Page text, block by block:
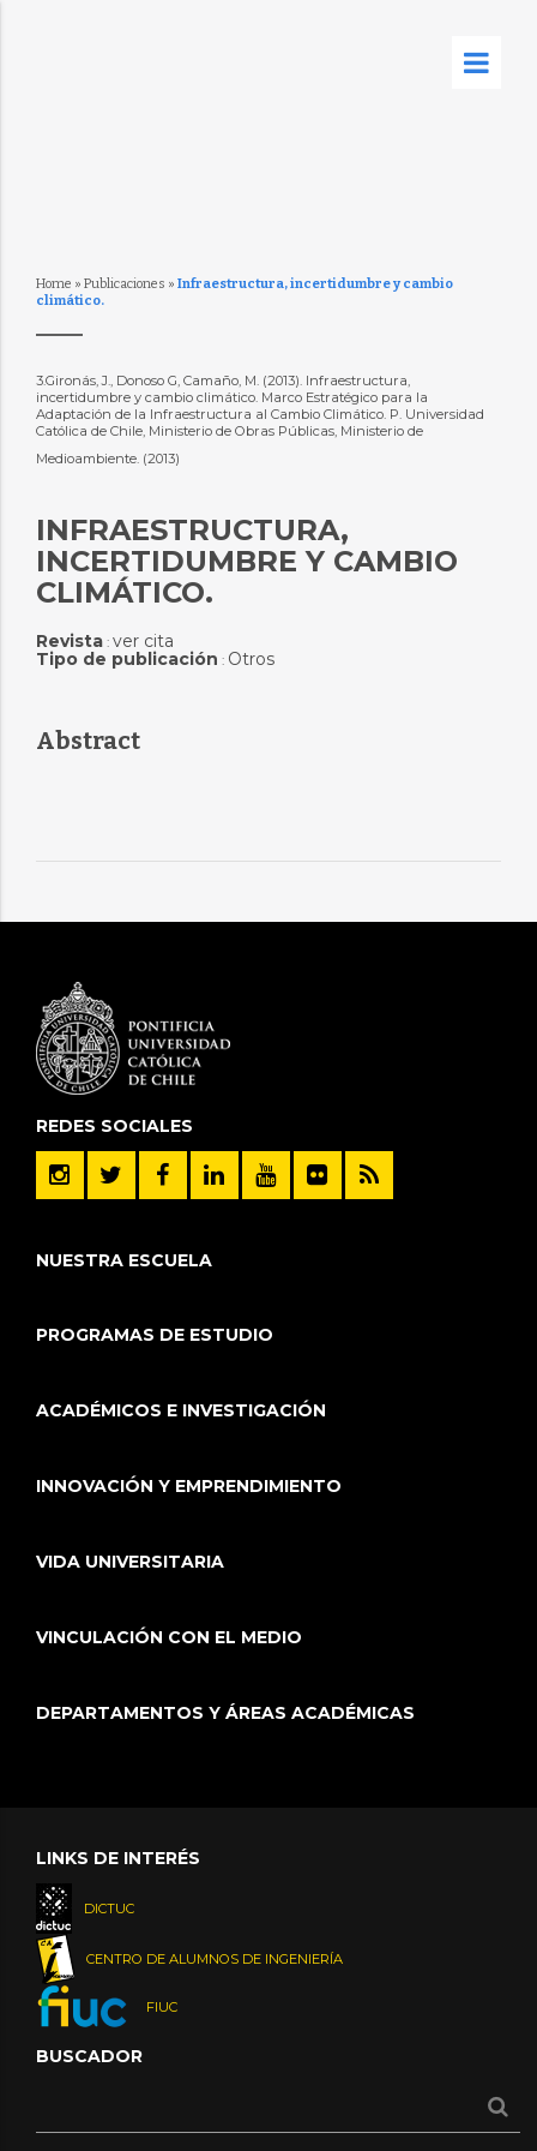
Home » Publicaciones » Infraestructura, incertidumbre y cambio
climático.
3.Gironás, J., Donoso G, Camaño, M. (2013). Infraestructura,
incertidumbre y cambio climático. Marco Estratégico para la
Adaptación de la Infraestructura al Cambio Climático. P. Universidad
Católica de Chile, Ministerio de Obras Públicas, Ministerio de
Medioambiente. (2013)
INFRAESTRUCTURA,
INCERTIDUMBRE Y CAMBIO
CLIMÁTICO.
Revista: ver cita
Tipo de publicación : Otros
Abstract
REDES SOCIALES
NUESTRA ESCUELA
PROGRAMAS DE ESTUDIO
ACADÉMICOS E INVESTIGACIÓN
INNOVACIÓN Y EMPRENDIMIENTO
VIDA UNIVERSITARIA
VINCULACIÓN CON EL MEDIO
DEPARTAMENTOS Y ÁREAS ACADÉMICAS
LINKS DE INTERÉS
DICTUC
CENTRO DE ALUMNOS DE INGENIERÍA
FIUC
BUSCADOR